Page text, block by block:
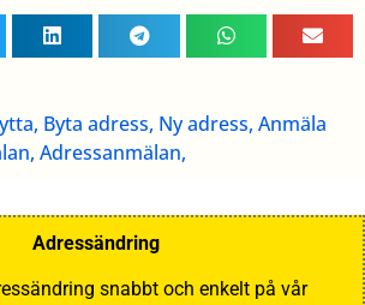
Byta adress, Ny adress, Anmäla
Adressanmälan,
Adressändring
snabbt och enkelt på vår